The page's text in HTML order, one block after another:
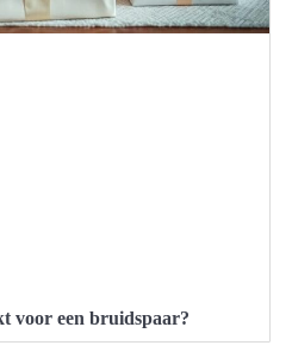
voor een bruidspaar?